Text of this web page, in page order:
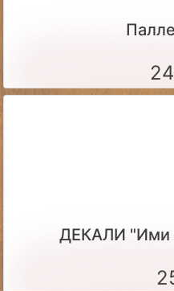
ДЕКАЛИ "Ими